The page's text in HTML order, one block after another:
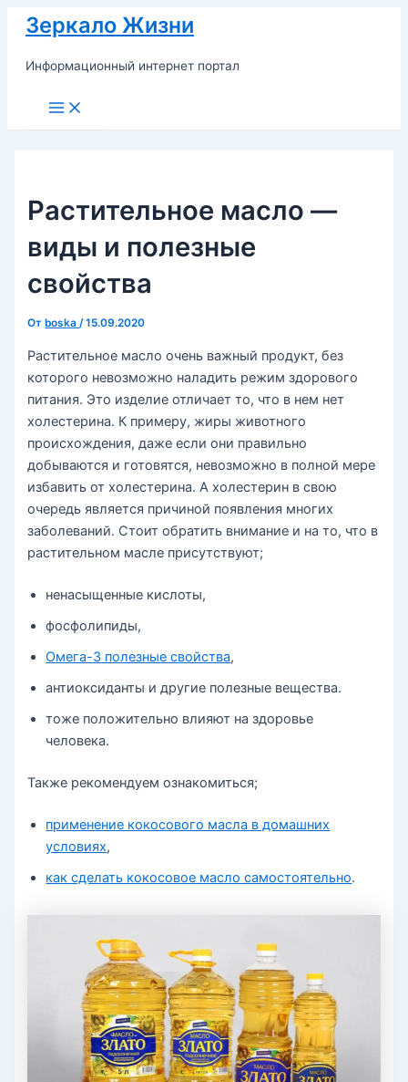
Перейти
содержимому
Зеркало Жизни
Информационный интернет портал
Main
Menu
Растительное масло —
виды и полезные
свойства
От boska/15.09.2020
Растительное масло очень важный продукт, без
которого невозможно наладить режим здорового
питания. Это изделие отличает то, что в нем нет
холестерина. К примеру, жиры животного
происхождения, даже если они правильно
добываются и готовятся, невозможно в полной мере
избавить от холестерина. А холестерин в свою
очередь является причиной появления многих
заболеваний. Стоит обратить внимание и на то, что в
растительном масле присутствуют;
ненасыщенные кислоты,
фосфолипиды,
Омега-3 полезные свойства,
антиоксиданты и другие полезные вещества.
тоже положительно влияют на здоровье
человека.
Также рекомендуем ознакомиться;
применение кокосового масла в домашних
условиях,
как сделать кокосовое масло самостоятельно.